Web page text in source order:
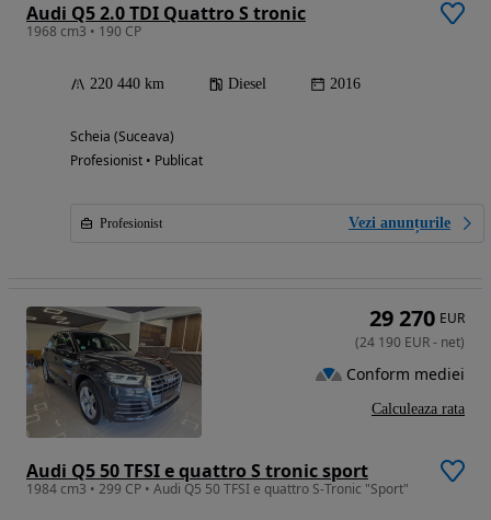
Audi Q5 2.0 TDI Quattro S tronic
1968 cm3 • 190 CP
220 440 km Diesel 2016
Scheia (Suceava)
Profesionist • Publicat
Profesionist Vezi anunțurile
Audi Q5 50 TFSI e quattro S tronic sport
1984 cm3 • 299 CP • Audi Q5 50 TFSI e quattro S-Tronic "Sport"
29 270 EUR
(24 190 EUR- net)
Conform mediei
Calculeaza rata